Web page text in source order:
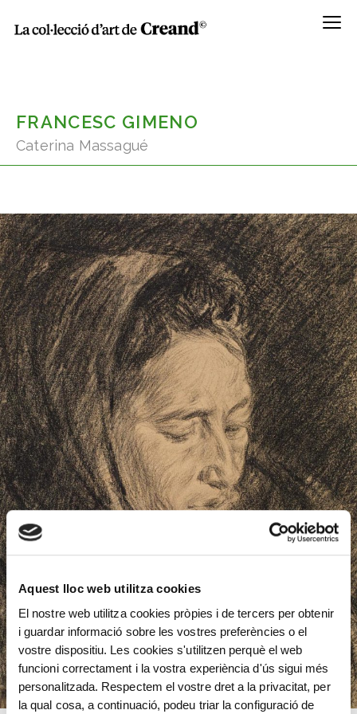
Aquest lloc web utilitza cookies
El nostre web utilitza cookies pròpies i de tercers per obtenir
i guardar informació sobre les vostres preferències o el
vostre dispositiu. Les cookies s'utilitzen perquè el web
funcioni correctament i la vostra experiència d'ús sigui més
personalitzada. Respectem el vostre dret a la privacitat, per
la qual cosa, a continuació, podeu triar la configuració de
Menú
FRANCESC GIMENO
Caterina Massagué